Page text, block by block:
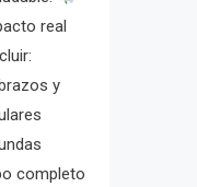
real
y
completo